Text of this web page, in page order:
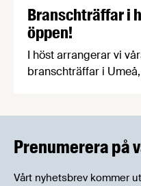
Branschträffar i
öppen!
I höst arrangerar vi
branschträffar i
Prenumerera på
Vårt nyhetsbrev kommer